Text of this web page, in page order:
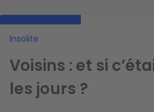
Insolite
Voisins : et si
les jours ?